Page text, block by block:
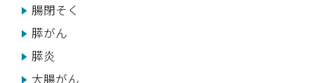
腸閉そく
膵がん
膵炎
大腸がん